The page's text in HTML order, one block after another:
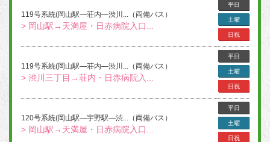
119号系統(岡山駅―荘内―渋川...（両備バス）
> 岡山駅→天満屋・日赤病院入口...
平日
土曜
日祝
119号系統(岡山駅―荘内―渋川...（両備バス）
> 渋川三丁目→荘内・日赤病院入...
平日
土曜
日祝
120号系統(岡山駅―宇野駅―渋...（両備バス）
> 岡山駅→天満屋・日赤病院入口...
平日
土曜
日祝